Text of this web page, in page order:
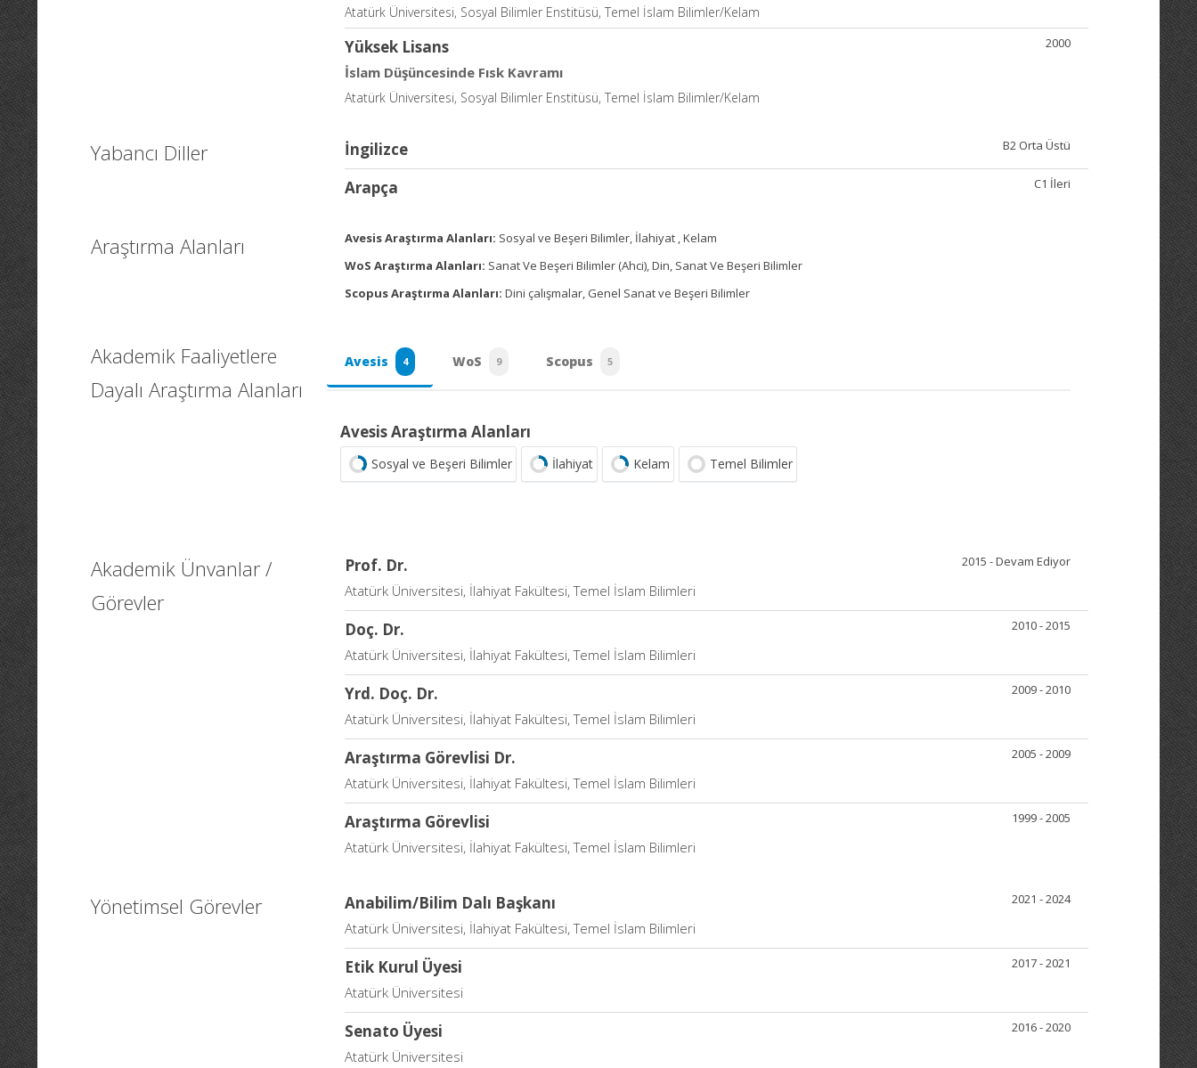
Atatürk Üniversitesi, Sosyal Bilimler Enstitüsü, Temel İslam Bilimler/Kelam
2000
Yüksek Lisans
İslam Düşüncesinde Fısk Kavramı
Atatürk Üniversitesi, Sosyal Bilimler Enstitüsü, Temel İslam Bilimler/Kelam
Yabancı Diller B2 Orta Üstü
İngilizce
C1 İleri
Arapça
Araştırma Alanları Avesis Araştırma Alanları: Sosyal ve Beşeri Bilimler, İlahiyat , Kelam
WoS Araştırma Alanları: Sanat Ve Beşeri Bilimler (Ahci), Din, Sanat Ve Beşeri Bilimler
Scopus Araştırma Alanları: Dini çalışmalar, Genel Sanat ve Beşeri Bilimler
Akademik Faaliyetlere
Dayalı Araştırma Alanları
Avesis 4 WoS 9 Scopus 5
Avesis Araştırma Alanları
Sosyal ve Beşeri Bilimler İlahiyat Kelam Temel Bilimler
Akademik Ünvanlar /
Görevler
2015 - Devam Ediyor
Prof. Dr.
Atatürk Üniversitesi, İlahiyat Fakültesi, Temel İslam Bilimleri
2010 - 2015
Doç. Dr.
Atatürk Üniversitesi, İlahiyat Fakültesi, Temel İslam Bilimleri
2009 - 2010
Yrd. Doç. Dr.
Atatürk Üniversitesi, İlahiyat Fakültesi, Temel İslam Bilimleri
2005 - 2009
Araştırma Görevlisi Dr.
Atatürk Üniversitesi, İlahiyat Fakültesi, Temel İslam Bilimleri
1999 - 2005
Araştırma Görevlisi
Atatürk Üniversitesi, İlahiyat Fakültesi, Temel İslam Bilimleri
Yönetimsel Görevler 2021 - 2024
Anabilim/Bilim Dalı Başkanı
Atatürk Üniversitesi, İlahiyat Fakültesi, Temel İslam Bilimleri
2017 - 2021
Etik Kurul Üyesi
Atatürk Üniversitesi
2016 - 2020
Senato Üyesi
Atatürk Üniversitesi